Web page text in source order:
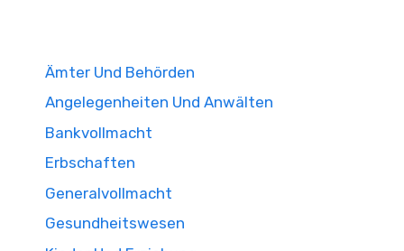
Ämter Und Behörden
Angelegenheiten Und Anwälten
Bankvollmacht
Erbschaften
Generalvollmacht
Gesundheitswesen